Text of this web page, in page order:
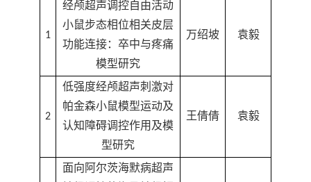
1
经颅超声调控自由活动
小鼠步态相位相关皮层
功能连接：卒中与疼痛
模型研究
万绍坡 袁毅
2
低强度经颅超声刺激对
帕金森小鼠模型运动及
认知障碍调控作用及模
型研究
王倩倩 袁毅
面向阿尔茨海默病超声